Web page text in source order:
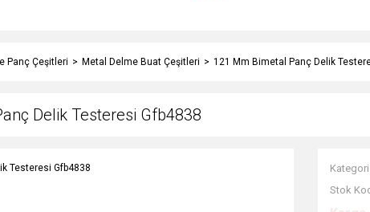
Panç Çeşitleri Metal Delme Buat Çeşitleri 121 Mm Bimetal Panç Delik
Delik Testeresi Gfb4838
Kategori
Stok